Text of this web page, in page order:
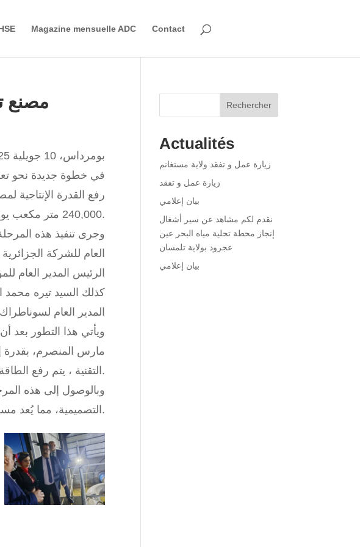
Magazine mensuelle ADC Contact
مصنع
بومرداس، 10 جويلية 2025
في خطوة جديدة نحو
240,000 متر مكعب يوميًا ، وذلك عقب استكمال كافة الترتيبات التقنية والميكانيكية الضرورية.
وجرى تنفيذ هذه
العام للشركة
الرئيس المدير العام
كذلك السيد تيره محمد
المدير العام
ويأتي هذا التطور بعد
التقنية ، يتم رفع الطاقة الإنتاجية تدريجيًا عبر مراحل لضمان الاستقرار التشغيلي والجودة المستدامة.
التصميمية، مما يُعد مساهمة استراتيجية مباشرة في تأمين مياه الشرب لما يزيد عن ثلاثة ملايين مواطن.
Rechercher
Actualités
زيارة عمل و تفقد ولاية مستغانم
زيارة عمل و تفقد
بيان إعلامي
نقدم لكم مشاهد عن سير أشغال
إنجاز محطة تحلية مياه البحر عين
عجرود بولاية تلمسان
بيان إعلامي